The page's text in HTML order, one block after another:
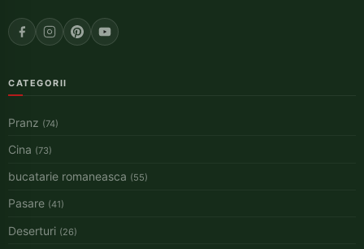
CATEGORII
Pranz (74)
Cina (73)
bucatarie romaneasca (55)
Pasare (41)
Deserturi (26)